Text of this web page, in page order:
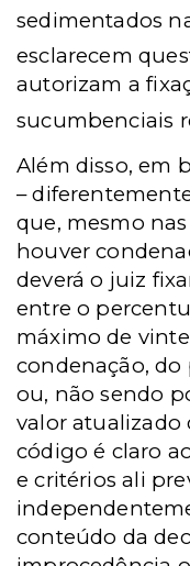
sedimentados
esclarecem
autorizam a
sucumbenciais
Além disso, em
–
que, mesmo
houver
deverá o juiz
entre o
máximo de
condenação,
ou, não sendo
valor atualizado
código é claro
e critérios ali
conteúdo da